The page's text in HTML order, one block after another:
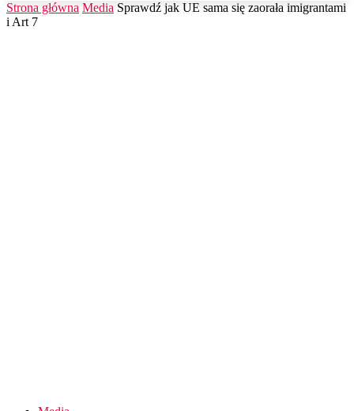
Strona główna Media Sprawdź jak UE sama się zaorała imigrantami
i Art 7